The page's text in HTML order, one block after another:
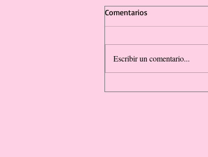
Comentarios
Escribir un comentario...